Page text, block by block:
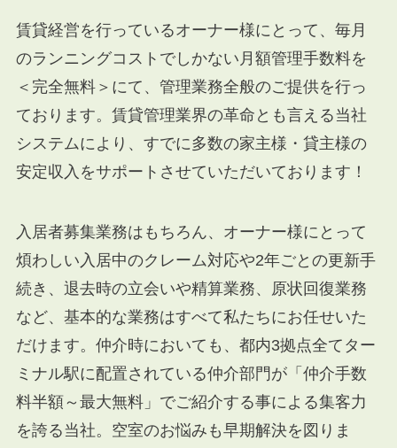
賃貸経営を行っているオーナー様にとって、毎月
のランニングコストでしかない月額管理手数料を
＜完全無料＞にて、管理業務全般のご提供を行っ
ております。賃貸管理業界の革命とも言える当社
システムにより、すでに多数の家主様・貸主様の
安定収入をサポートさせていただいております！
入居者募集業務はもちろん、オーナー様にとって
煩わしい入居中のクレーム対応や2年ごとの更新手
続き、退去時の立会いや精算業務、原状回復業務
など、基本的な業務はすべて私たちにお任せいた
だけます。仲介時においても、都内3拠点全てター
ミナル駅に配置されている仲介部門が「仲介手数
料半額～最大無料」でご紹介する事による集客力
を誇る当社。空室のお悩みも早期解決を図りま